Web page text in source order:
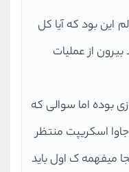
بود که آیا کل
از عملیات
اما سوالی که
اسکریپت منتظر
میفهمه ک اول باید